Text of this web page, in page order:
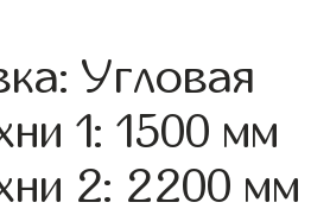
Угловая
1: 1500 мм
2: 2200 мм